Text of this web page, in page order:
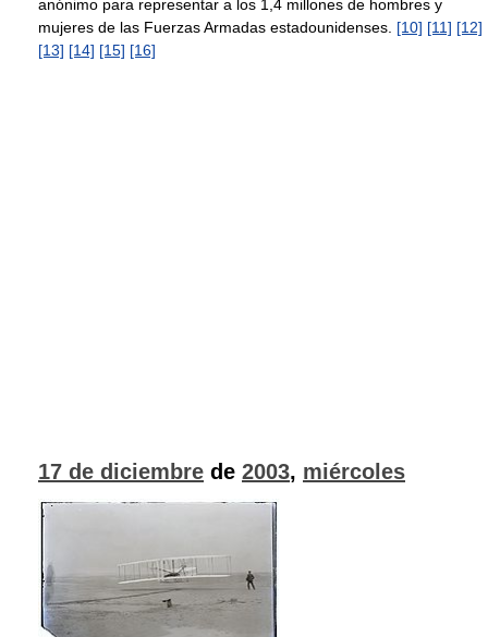
anónimo para representar a los 1,4 millones de hombres y
mujeres de las Fuerzas Armadas estadounidenses. [10] [11] [12]
[13] [14] [15] [16]
17 de diciembre de 2003, miércoles